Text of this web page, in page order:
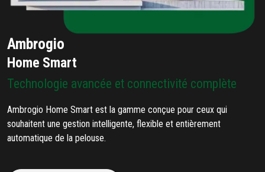
Ambrogio
Home Smart
Technologie avancée et connectivité complète
Ambrogio Home Smart est la gamme conçue pour ceux qui
souhaitent une gestion intelligente, flexible et entièrement
automatique de la pelouse.